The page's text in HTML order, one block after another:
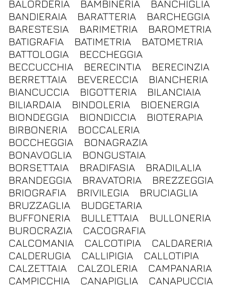
BALORDERIA
BAMBINERIA
BANCHIGLIA
BANDIERAIA
BARATTERIA
BARCHEGGIA
BARESTESIA
BARIMETRIA
BAROMETRIA
BATIGRAFIA
BATIMETRIA
BATOMETRIA
BATTOLOGIA
BECCHEGGIA
BECCUCCHIA
BERECINTIA
BERECINZIA
BERRETTAIA
BEVERECCIA
BIANCHERIA
BIANCUCCIA
BIGOTTERIA
BILANCIAIA
BILIARDAIA
BINDOLERIA
BIOENERGIA
BIONDEGGIA
BIONDICCIA
BIOTERAPIA
BIRBONERIA
BOCCALERIA
BOCCHEGGIA
BONAGRAZIA
BONAVOGLIA
BONGUSTAIA
BORSETTAIA
BRADIFASIA
BRADILALIA
BRANDEGGIA
BRAVATORIA
BREZZEGGIA
BRIOGRAFIA
BRIVILEGIA
BRUCIAGLIA
BRUZZAGLIA
BUDGETARIA
BUFFONERIA
BULLETTAIA
BULLONERIA
BUROCRAZIA
CACOGRAFIA
CALCOMANIA
CALCOTIPIA
CALDARERIA
CALDERUGIA
CALLIPIGIA
CALLOTIPIA
CALZETTAIA
CALZOLERIA
CAMPANARIA
CAMPICCHIA
CANAPIGLIA CANAPUCCIA